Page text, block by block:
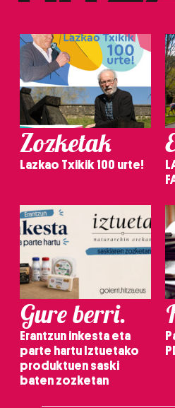
duten interes legitimoa eta
dezakezun ikusteko.
Lortu zure datu pertsonalak
buruzko informazio gehiago
datuen atalean. Edozein
zure baimena Cookieen
Webgune honek cookie
zerbitzuak hobetzeko asmoz,
baliatzen gara. Ohar hau
erabiltzeko baimen esplizitua
irakurri
Zozketak
Lazkao Txikik 100 urte!
Gure berri.
Erantzun inkesta eta
parte hartu Iztuetako
produktuen saski
baten zozketan